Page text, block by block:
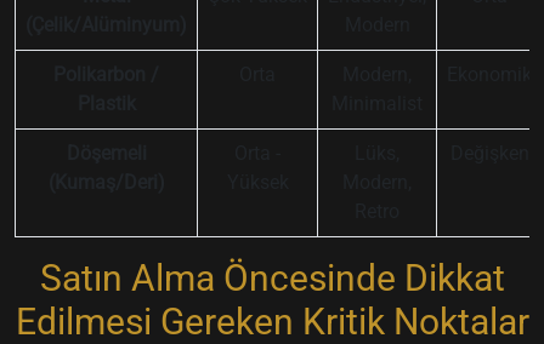
Satın Alma Öncesinde Dikkat
Edilmesi Gereken Kritik Noktalar